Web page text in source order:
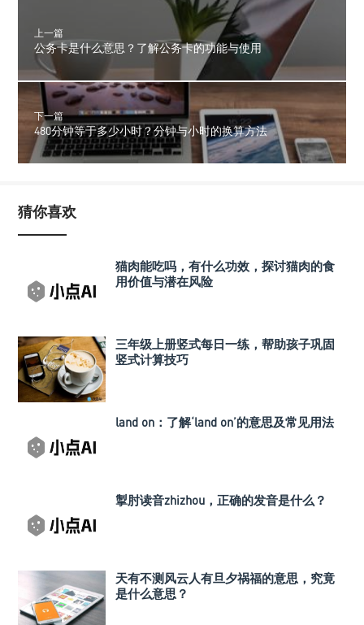
上一篇
公务卡是什么意思？了解公务卡的功能与使用
下一篇
480分钟等于多少小时？分钟与小时的换算方法
猜你喜欢
猫肉能吃吗，有什么功效，探讨猫肉的食
用价值与潜在风险
三年级上册竖式每日一练，帮助孩子巩固
竖式计算技巧
land on：了解‘land on’的意思及常见用法
掣肘读音zhizhou，正确的发音是什么？
天有不测风云人有旦夕祸福的意思，究竟
是什么意思？